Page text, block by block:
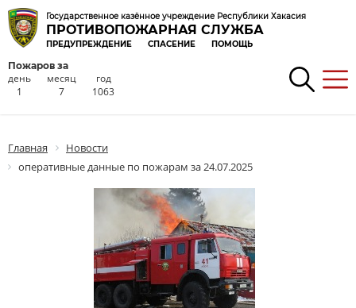
Государственное казённое учреждение Республики Хакасия
ПРОТИВОПОЖАРНАЯ СЛУЖБА
ПРЕДУПРЕЖДЕНИЕ СПАСЕНИЕ ПОМОЩЬ
Пожаров за
день
1
месяц
7
год
1063
Главная
Новости
оперативные данные по пожарам за 24.07.2025